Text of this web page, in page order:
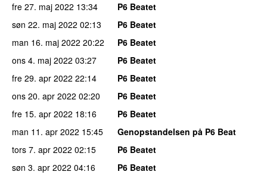
fre 27. maj 2022 13:34
P6 Beatet
søn 22. maj 2022 02:13
P6 Beatet
man 16. maj 2022 20:22
P6 Beatet
ons 4. maj 2022 03:27
P6 Beatet
fre 29. apr 2022 22:14
P6 Beatet
ons 20. apr 2022 02:20
P6 Beatet
fre 15. apr 2022 18:16
P6 Beatet
man 11. apr 2022 15:45
Genopstandelsen på P6 Beat
tors 7. apr 2022 02:15
P6 Beatet
søn 3. apr 2022 04:16
P6 Beatet